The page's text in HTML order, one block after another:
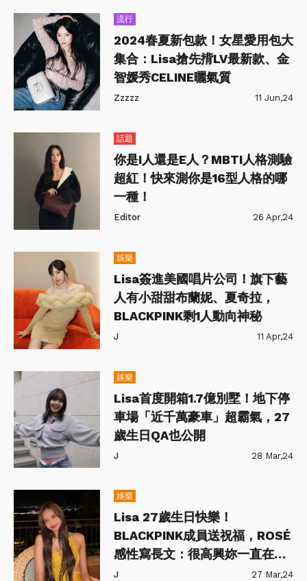
流行
2024春夏新包款！女星愛用包大
集合：Lisa搶先揹LV最新款、金
智媛秀CELINE曬氣質
Zzzzz 11 Jun,24
話題
你是I人還是E人？MBTI人格測驗
超紅！快來測你是16型人格的哪
一種！
Editor 26 Apr,24
娛樂
Lisa簽進美國唱片公司！旗下藝
人有小甜甜布蘭妮、夏奇拉，
BLACKPINK剩1人動向神秘
J 11 Apr,24
娛樂
Lisa首度開箱1.7億別墅！地下停
車場「近千萬豪車」超霸氣，27
歲生日QA也公開
J 28 Mar,24
娛樂
Lisa 27歲生日快樂！
BLACKPINK成員送祝福，ROSÉ
感性寫長文：很高興妳一直在我
身邊
J 27 Mar,24